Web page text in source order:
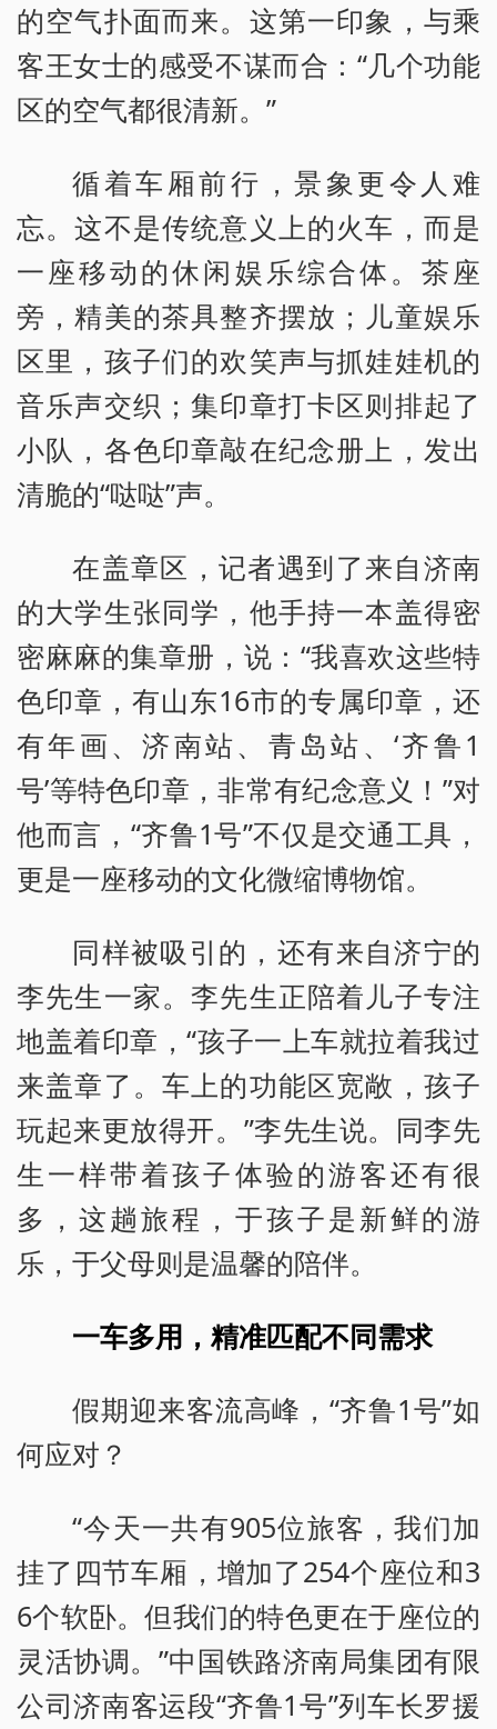
的空气扑面而来。这第一印象，与乘
客王女士的感受不谋而合：“几个功能
区的空气都很清新。”
循着车厢前行，景象更令人难
忘。这不是传统意义上的火车，而是
一座移动的休闲娱乐综合体。茶座
旁，精美的茶具整齐摆放；儿童娱乐
区里，孩子们的欢笑声与抓娃娃机的
音乐声交织；集印章打卡区则排起了
小队，各色印章敲在纪念册上，发出
清脆的“哒哒”声。
在盖章区，记者遇到了来自济南
的大学生张同学，他手持一本盖得密
密麻麻的集章册，说：“我喜欢这些特
色印章，有山东16市的专属印章，还
有年画、济南站、青岛站、‘齐鲁1
号’等特色印章，非常有纪念意义！”对
他而言，“齐鲁1号”不仅是交通工具，
更是一座移动的文化微缩博物馆。
同样被吸引的，还有来自济宁的
李先生一家。李先生正陪着儿子专注
地盖着印章，“孩子一上车就拉着我过
来盖章了。车上的功能区宽敞，孩子
玩起来更放得开。”李先生说。同李先
生一样带着孩子体验的游客还有很
多，这趟旅程，于孩子是新鲜的游
乐，于父母则是温馨的陪伴。
一车多用，精准匹配不同需求
假期迎来客流高峰，“齐鲁1号”如
何应对？
“今天一共有905位旅客，我们加
挂了四节车厢，增加了254个座位和3
6个软卧。但我们的特色更在于座位的
灵活协调。”中国铁路济南局集团有限
公司济南客运段“齐鲁1号”列车长罗援